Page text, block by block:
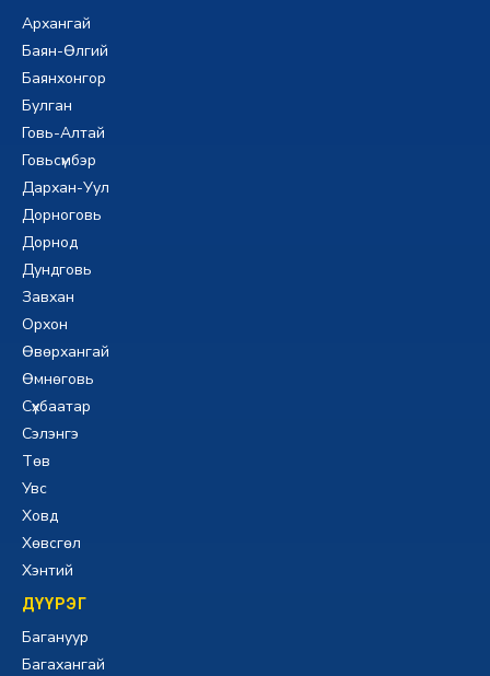
Архангай
Баян-Өлгий
Баянхонгор
Булган
Говь-Алтай
Говьсүмбэр
Дархан-Уул
Дорноговь
Дорнод
Дундговь
Завхан
Орхон
Өвөрхангай
Өмнөговь
Сүхбаатар
Сэлэнгэ
Төв
Увс
Ховд
Хөвсгөл
Хэнтий
ДҮҮРЭГ
Багануур
Багахангай